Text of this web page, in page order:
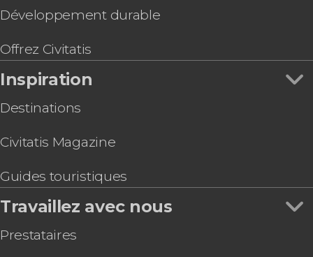
Développement durable
Offrez Civitatis
Inspiration
Destinations
Civitatis Magazine
Guides touristiques
Travaillez avec nous
Prestataires